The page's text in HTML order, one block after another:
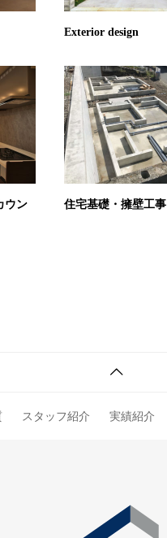
Exterior design
ウン
住宅基礎・擁壁工事
スタッフ紹介 実績紹介